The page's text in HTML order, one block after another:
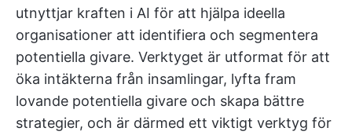
utnyttjar kraften i AI för att hjälpa ideella
organisationer att identifiera och segmentera
potentiella givare. Verktyget är utformat för att
öka intäkterna från insamlingar, lyfta fram
lovande potentiella givare och skapa bättre
strategier, och är därmed ett viktigt verktyg för